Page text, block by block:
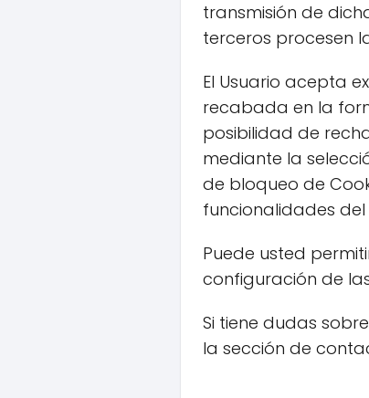
transmisión de
terceros procesen
El Usuario acepta
recabada en la
posibilidad de
mediante la
de bloqueo de
funcionalidades del
Puede usted
configuración de
Si tiene dudas
la sección de